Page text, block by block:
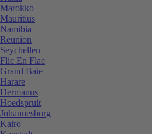
Marokko
Mauritius
Namibia
Reunion
Seychellen
Flic En Flac
Grand Baie
Harare
Hermanus
Hoedspruit
Johannesburg
Kairo